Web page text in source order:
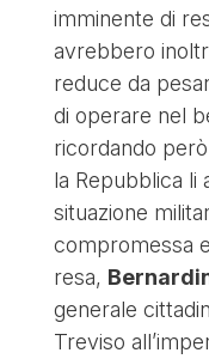
imminente di
avrebbero
reduce da
di operare nel
ricordando
la Repubblica li
situazione
compromessa
resa,
generale
Treviso